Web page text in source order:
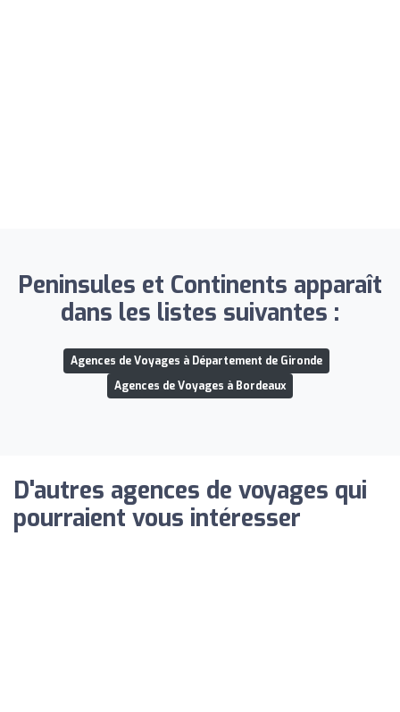
Peninsules et Continents apparaît
dans les listes suivantes :
Agences de Voyages à Département de Gironde
Agences de Voyages à Bordeaux
D'autres agences de voyages qui
pourraient vous intéresser